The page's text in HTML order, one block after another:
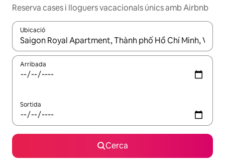
Reserva cases i lloguers vacacionals únics amb Airbnb
Ubicació
Quan els resultats estiguin disponibles, podràs navegar-hi a
Arribada
Sortida
Cerca